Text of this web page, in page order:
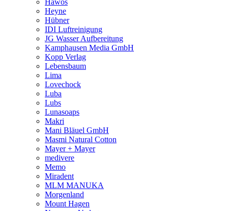
Hawos
Heyne
Hübner
IDI Luftreinigung
JG Wasser Aufbereitung
Kamphausen Media GmbH
Kopp Verlag
Lebensbaum
Lima
Lovechock
Luba
Lubs
Lunasoaps
Makri
Mani Bläuel GmbH
Masmi Natural Cotton
Mayer + Mayer
medivere
Memo
Miradent
MLM MANUKA
Morgenland
Mount Hagen